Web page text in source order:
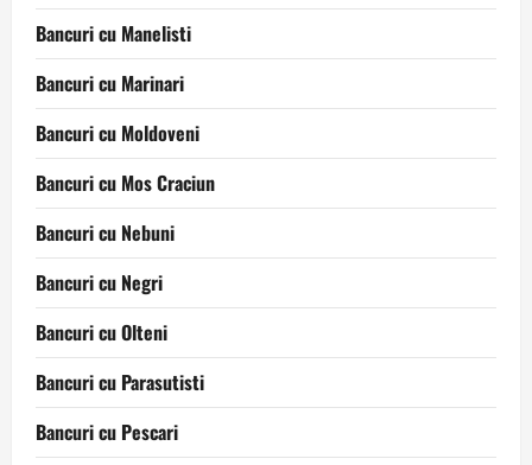
Bancuri cu Manelisti
Bancuri cu Marinari
Bancuri cu Moldoveni
Bancuri cu Mos Craciun
Bancuri cu Nebuni
Bancuri cu Negri
Bancuri cu Olteni
Bancuri cu Parasutisti
Bancuri cu Pescari